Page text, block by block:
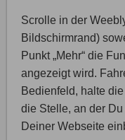
Scrolle in der
Bildschirmrand)
Punkt „Mehr“ die
angezeigt wird.
Bedienfeld, halte
die Stelle, an der
Deiner Webseite